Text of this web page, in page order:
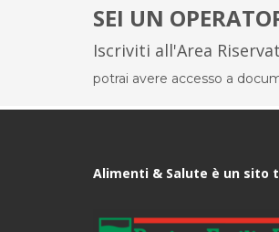
SEI UN
Iscriviti all'Area
potrai avere accesso a
Alimenti & Salute è un sito